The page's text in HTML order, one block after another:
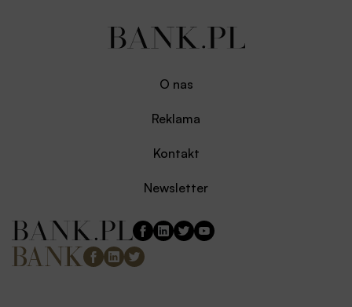
O nas
Reklama
Kontakt
Newsletter